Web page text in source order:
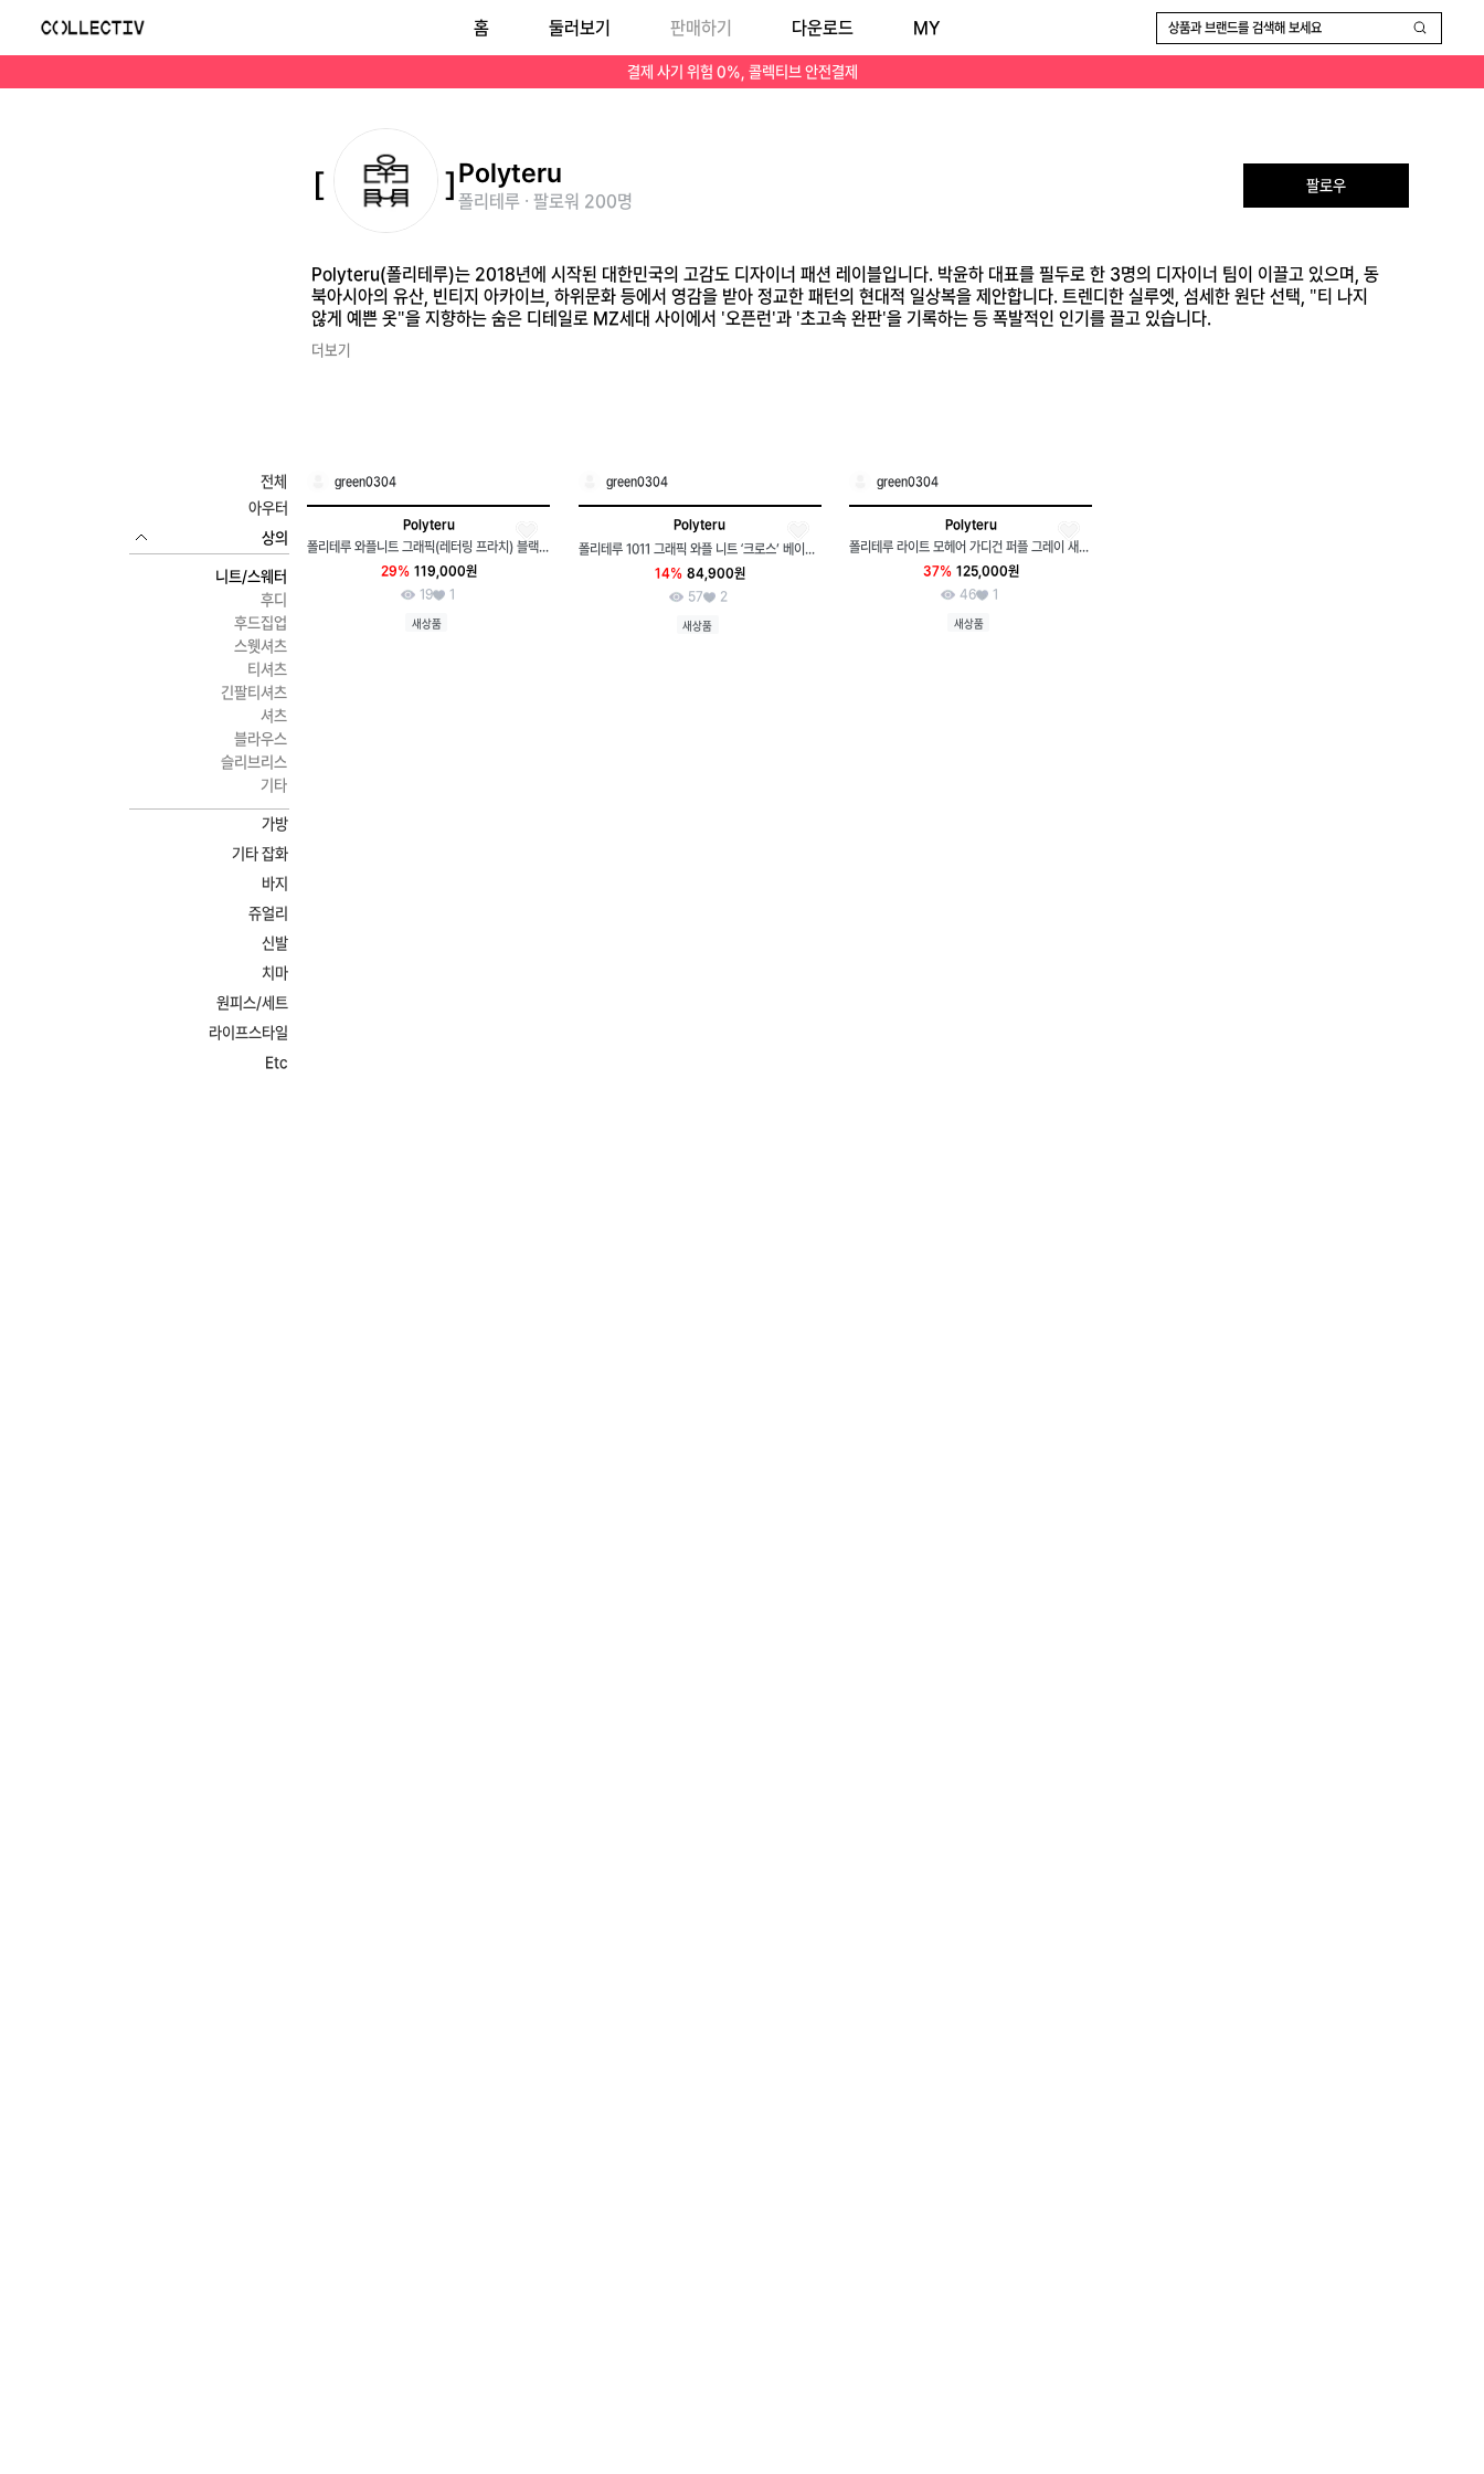
Polyteru(폴리테루)는 2018년에 시작된 대한민국의 고감도 디자이너 패션 레이블입니다. 박윤하 대표를 필두로 한 3명의 디자이너 팀이 이끌고 있으며, 동북아시아의 유산, 빈티지 아카이브, 하위문화 등에서 영감을 받아 정교한 패턴의 현대적 일상복을 제안합니다. 트렌디한 실루엣, 섬세한 원단 선택, "티 나지 않게 예쁜 옷"을 지향하는 숨은 디테일로 MZ세대 사이에서 '오픈런'과 '초고속 완판'을 기록하는 등 폭발적인 인기를 끌고 있습니다.
결제 사기 위험 0%, 콜렉티브 안전결제
홈 둘러보기 판매하기 다운로드 MY 상품과 브랜드를 검색해 보세요
Polyteru
폴리테루 · 팔로워 200명
팔로우
Polyteru(폴리테루)는 2018년에 시작된 대한민국의 고감도 디자이너 패션 레이블입니다. 박윤하 대표를 필두로 한 3명의 디자이너 팀이 이끌고 있으며, 동
북아시아의 유산, 빈티지 아카이브, 하위문화 등에서 영감을 받아 정교한 패턴의 현대적 일상복을 제안합니다. 트렌디한 실루엣, 섬세한 원단 선택, "티 나지
않게 예쁜 옷"을 지향하는 숨은 디테일로 MZ세대 사이에서 '오픈런'과 '초고속 완판'을 기록하는 등 폭발적인 인기를 끌고 있습니다.
더보기
전체
아우터
상의
니트/스웨터
후디
후드집업
스웻셔츠
티셔츠
긴팔티셔츠
셔츠
블라우스
슬리브리스
기타
가방
기타 잡화
바지
쥬얼리
신발
치마
원피스/세트
라이프스타일
Etc
green0304
Polyteru
폴리테루 와플니트 그래픽(레터링 프라치) 블랙 4사이즈 새상품
29% 119,000원
19
1
새상품
green0304
Polyteru
폴리테루 1011 그래픽 와플 니트 ‘크로스’ 베이지 새상품팝니다.
14% 84,900원
57
2
새상품
green0304
Polyteru
폴리테루 라이트 모헤어 가디건 퍼플 그레이 새상품 팝니다.
37% 125,000원
46
1
새상품